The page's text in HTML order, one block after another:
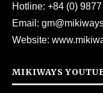
Hotline: +84 (0)
Email:
Website:
MIKIWAYS